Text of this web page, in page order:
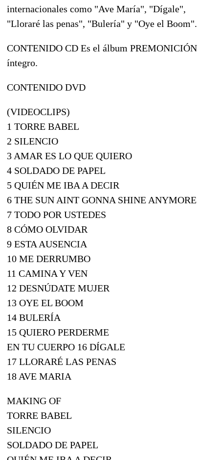
internacionales como "Ave María", "Dígale",
"Lloraré las penas", "Bulería" y "Oye el Boom".
CONTENIDO CD Es el álbum PREMONICIÓN
íntegro.
CONTENIDO DVD
(VIDEOCLIPS)
1 TORRE BABEL
2 SILENCIO
3 AMAR ES LO QUE QUIERO
4 SOLDADO DE PAPEL
5 QUIÉN ME IBA A DECIR
6 THE SUN AINT GONNA SHINE ANYMORE
7 TODO POR USTEDES
8 CÓMO OLVIDAR
9 ESTA AUSENCIA
10 ME DERRUMBO
11 CAMINA Y VEN
12 DESNÚDATE MUJER
13 OYE EL BOOM
14 BULERÍA
15 QUIERO PERDERME
EN TU CUERPO 16 DÍGALE
17 LLORARÉ LAS PENAS
18 AVE MARIA
MAKING OF
TORRE BABEL
SILENCIO
SOLDADO DE PAPEL